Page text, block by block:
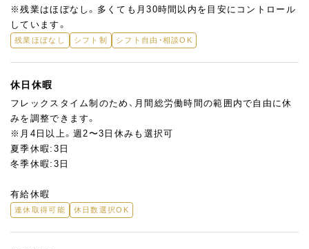
※残業はほぼなし。多くても月30時間以内を目安にコントロール
しています。
残業ほぼなし シフト制 シフト自由・相談OK
休日休暇
フレックスタイム制のため、月間総労働時間の範囲内で自由に休
みを調整できます。
※月4日以上。週2〜3日休みも選択可
夏季休暇:3日
冬季休暇:3日
有給休暇
連休取得可能 休日数選択OK